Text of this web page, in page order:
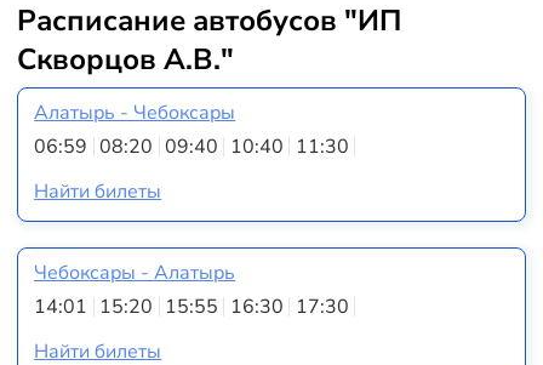
Расписание автобусов "ИП
Скворцов А.В."
Алатырь - Чебоксары
06:59 08:20 09:40 10:40 11:30
Найти билеты
Чебоксары - Алатырь
14:01 15:20 15:55 16:30 17:30
Найти билеты